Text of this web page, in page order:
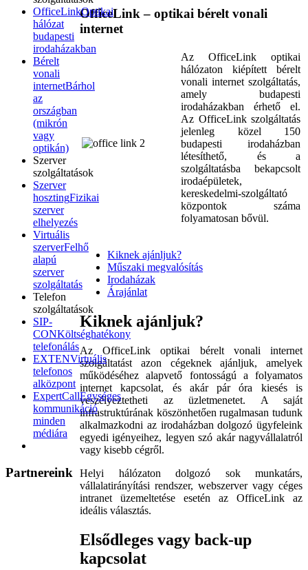
OfficeLink – optikai bérelt vonali
internet
Az OfficeLink optikai
hálózaton kiépített bérelt
vonali internet szolgáltatás,
amely budapesti
irodaházakban érhető el.
Az OfficeLink szolgáltatás
jelenleg közel 150
budapesti irodaházban
létesíthető, és a
szolgáltatásba bekapcsolt
irodaépületek,
kereskedelmi-szolgáltató
központok száma
folyamatosan bővül.
Kiknek ajánljuk?
Műszaki megvalósítás
Irodaházak
Árajánlat
Kiknek ajánljuk?
Az OfficeLink optikai bérelt vonali internet
szolgáltatást azon cégeknek ajánljuk, amelyek
működéséhez alapvető fontosságú a folyamatos
internet kapcsolat, és akár pár óra kiesés is
veszélyeztetheti az üzletmenetet. A saját
infrastruktúrának köszönhetően rugalmasan tudunk
alkalmazkodni az irodaházban dolgozó ügyfeleink
egyedi igényeihez, legyen szó akár nagyvállalatról
vagy kisebb cégről.
Helyi hálózaton dolgozó sok munkatárs,
vállalatirányítási rendszer, webszerver vagy céges
intranet üzemeltetése esetén az OfficeLink az
ideális választás.
Elsődleges vagy back-up
kapcsolat
OfficeLinkOptikai
hálózat
budapesti
irodaházakban
Bérelt
vonali
internetBárhol
az
országban
(mikrón
vagy
optikán)
Szerver
szolgáltatások
Szerver
hosztingFizikai
szerver
elhelyezés
Virtuális
szerverFelhő
alapú
szerver
szolgáltatás
Telefon
szolgáltatások
SIP-
CONKöltséghatékony
telefonálás
EXTENVirtuális
telefonos
alközpont
ExpertCallEgységes
kommunikáció
minden
médiára
Partnereink